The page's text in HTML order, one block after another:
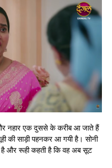
नहार एक दुससे के करीब आ जाते हैं
की साड़ी पहनकर आ गयी है। सोनी
है और रूही कहती है कि वह अब सूट